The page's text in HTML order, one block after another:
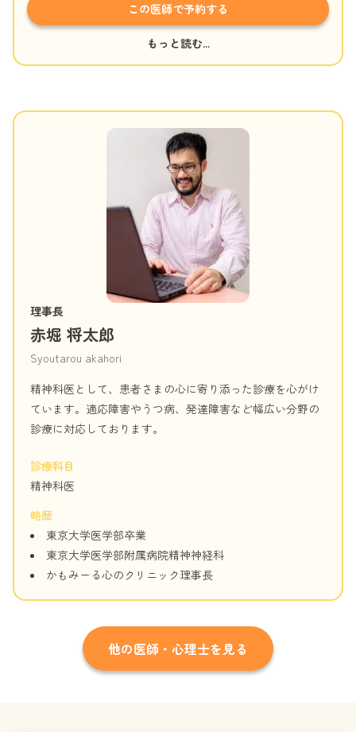
この医師で予約する
もっと読む...
理事長
赤堀 将太郎
Syoutarou akahori
精神科医として、患者さまの心に寄り添った診療を心がけ
ています。適応障害やうつ病、発達障害など幅広い分野の
診療に対応しております。
診療科目
精神科医
略歴
東京大学医学部卒業
東京大学医学部附属病院精神神経科
かもみーる心のクリニック理事長
他の医師・心理士を見る